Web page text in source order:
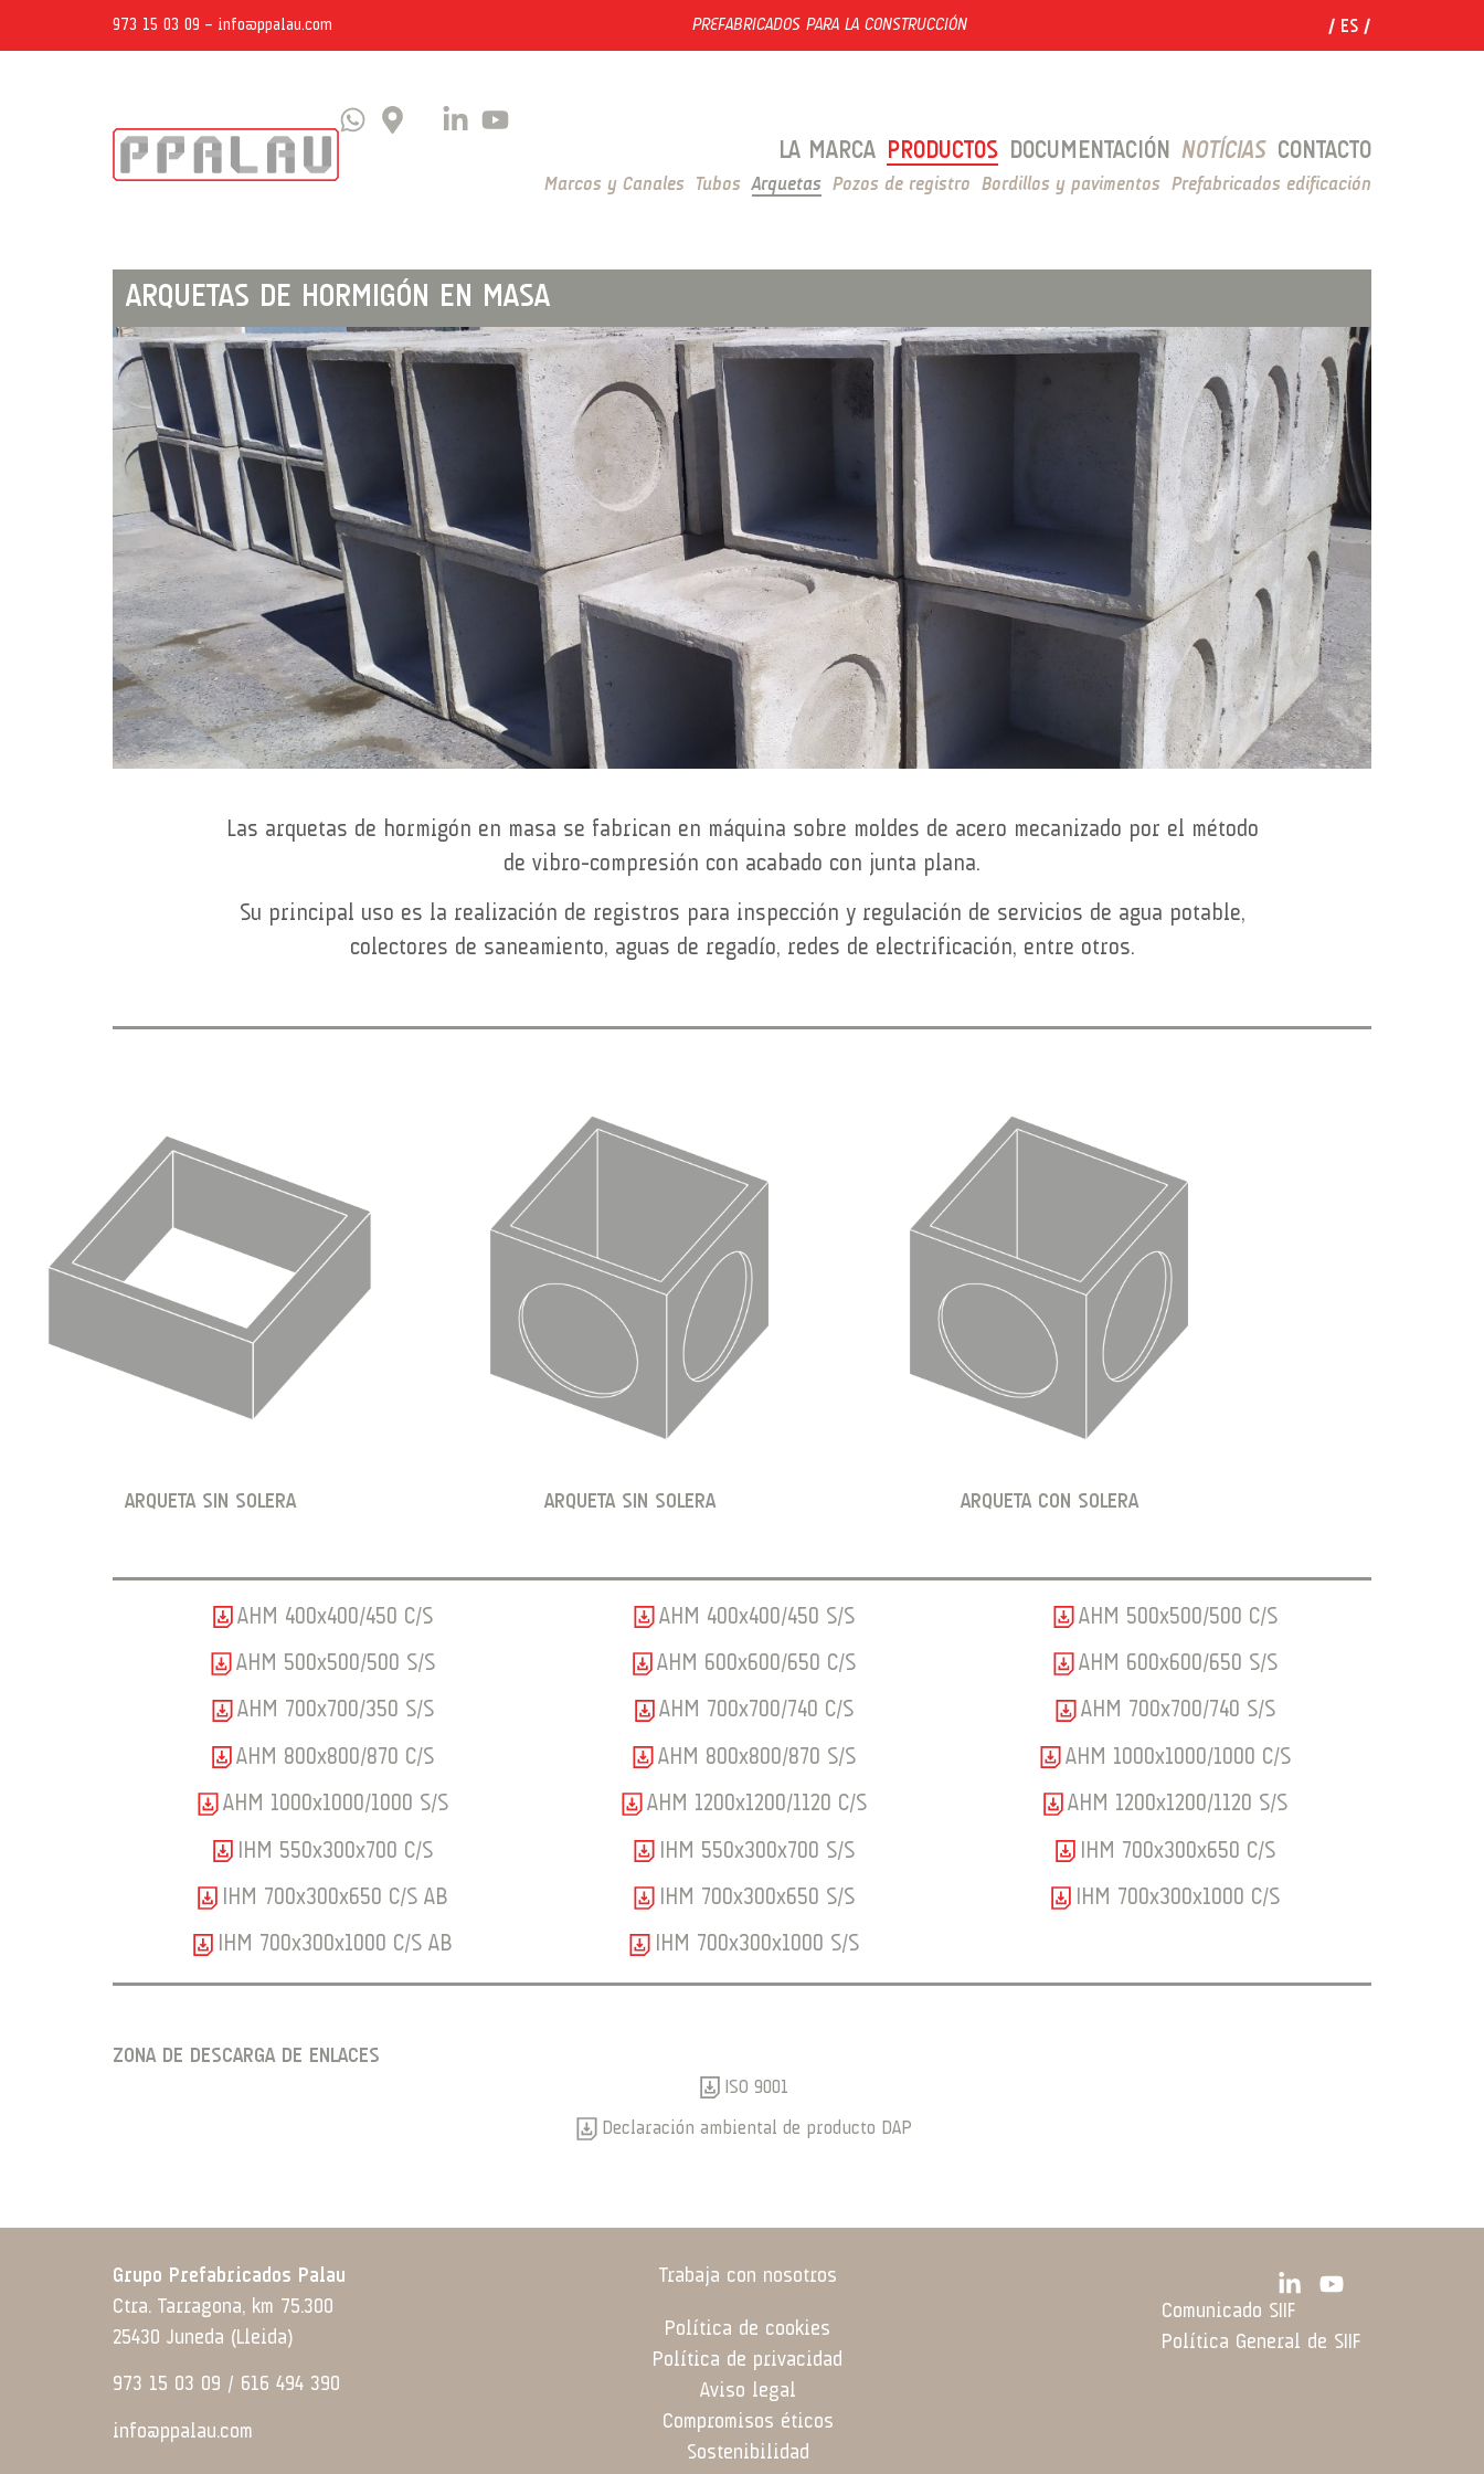
973 15 03 09 – info@ppalau.com PREFABRICADOS PARA LA CONSTRUCCIÓN ES
LA MARCA PRODUCTOS
Marcos y Canales Tubos Arquetas Pozos de registro Bordillos y pavimentos Prefabricados edificación
DOCUMENTACIÓN NOTÍCIAS CONTACTO
ARQUETAS DE HORMIGÓN EN MASA
Las arquetas de hormigón en masa se fabrican en máquina sobre moldes de acero mecanizado por el método
de vibro-compresión con acabado con junta plana.
Su principal uso es la realización de registros para inspección y regulación de servicios de agua potable,
colectores de saneamiento, aguas de regadío, redes de electrificación, entre otros.
ARQUETA SIN SOLERA ARQUETA SIN SOLERA ARQUETA CON SOLERA
AHM 400x400/450 C/S AHM 400x400/450 S/S AHM 500x500/500 C/S
AHM 500x500/500 S/S AHM 600x600/650 C/S AHM 600x600/650 S/S
AHM 700x700/350 S/S AHM 700x700/740 C/S AHM 700x700/740 S/S
AHM 800x800/870 C/S AHM 800x800/870 S/S AHM 1000x1000/1000 C/S
AHM 1000x1000/1000 S/S AHM 1200x1200/1120 C/S AHM 1200x1200/1120 S/S
IHM 550x300x700 C/S IHM 550x300x700 S/S IHM 700x300x650 C/S
IHM 700x300x650 C/S AB IHM 700x300x650 S/S IHM 700x300x1000 C/S
IHM 700x300x1000 C/S AB IHM 700x300x1000 S/S
ZONA DE DESCARGA DE ENLACES
ISO 9001
Declaración ambiental de producto DAP
Grupo Prefabricados Palau
Ctra. Tarragona, km 75.300
25430 Juneda (Lleida)
973 15 03 09 / 616 494 390
info@ppalau.com
Trabaja con nosotros
Política de cookies
Política de privacidad
Aviso legal
Compromisos éticos
Sostenibilidad
Comunicado SIIF
Política General de SIIF